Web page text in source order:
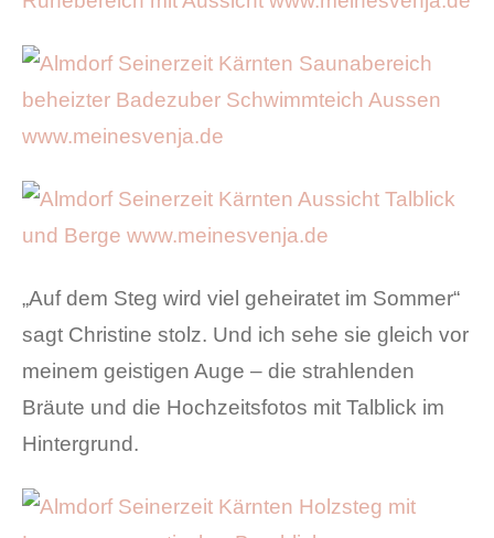
„Auf dem Steg wird viel geheiratet im Sommer“
sagt Christine stolz. Und ich sehe sie gleich vor
meinem geistigen Auge – die strahlenden
Bräute und die Hochzeitsfotos mit Talblick im
Hintergrund.